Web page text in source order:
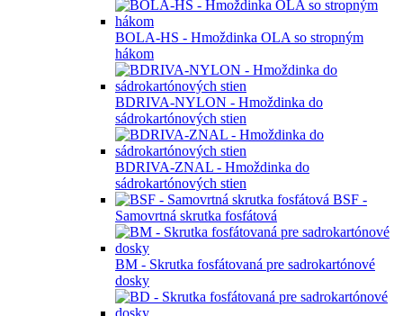
BRXS - Hmoždinka univerzálna so skrutkou
BRXK - Hmoždinka univerzálna so skrutkou na
klúč
BRXHP - Hmoždinka s rovným hákom
BRXHS - Hmoždinka s okrúhlym hákom
BOLA-W - Hmoždinka OLA so skrutkou
BOLA-H - Hmoždinka OLA s rovným hákom
BOLA-HS - Hmoždinka OLA so stropným
hákom